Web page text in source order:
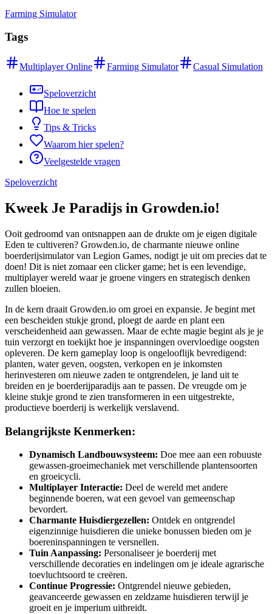
Farming Simulator
Tags
Multiplayer Online Farming Simulator Casual Simulation
Speloverzicht
Hoe te spelen
Tips & Tricks
Waarom hier spelen?
Veelgestelde vragen
Speloverzicht
Kweek Je Paradijs in Growden.io!
Ooit gedroomd van ontsnappen aan de drukte om je eigen digitale
Eden te cultiveren? Growden.io, de charmante nieuwe online
boerderijsimulator van Legion Games, nodigt je uit om precies dat te
doen! Dit is niet zomaar een clicker game; het is een levendige,
multiplayer wereld waar je groene vingers en strategisch denken
zullen bloeien.
In de kern draait Growden.io om groei en expansie. Je begint met
een bescheiden stukje grond, ploegt de aarde en plant een
verscheidenheid aan gewassen. Maar de echte magie begint als je je
tuin verzorgt en toekijkt hoe je inspanningen overvloedige oogsten
opleveren. De kern gameplay loop is ongelooflijk bevredigend:
planten, water geven, oogsten, verkopen en je inkomsten
herinvesteren om nieuwe zaden te ontgrendelen, je land uit te
breiden en je boerderijparadijs aan te passen. De vreugde om je
kleine stukje grond te zien transformeren in een uitgestrekte,
productieve boerderij is werkelijk verslavend.
Belangrijkste Kenmerken:
Dynamisch Landbouwsysteem: Doe mee aan een robuuste
gewassen-groeimechaniek met verschillende plantensoorten
en groeicycli.
Multiplayer Interactie: Deel de wereld met andere
beginnende boeren, wat een gevoel van gemeenschap
bevordert.
Charmante Huisdiergezellen: Ontdek en ontgrendel
eigenzinnige huisdieren die unieke bonussen bieden om je
boereninspanningen te versnellen.
Tuin Aanpassing: Personaliseer je boerderij met
verschillende decoraties en indelingen om je ideale agrarische
toevluchtsoord te creëren.
Continue Progressie: Ontgrendel nieuwe gebieden,
geavanceerde gewassen en zeldzame huisdieren terwijl je
groeit en je imperium uitbreidt.